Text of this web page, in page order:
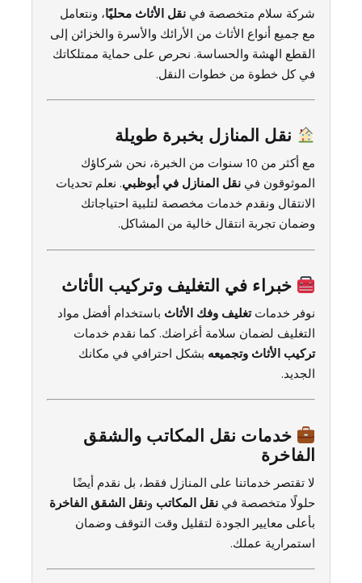
شركة سلام متخصصة في نقل الأثاث محليًا، ونتعامل
مع جميع أنواع الأثاث من الأرائك والأسرة والخزائن إلى
القطع الهشة والحساسة. نحرص على حماية ممتلكاتك
في كل خطوة من خطوات النقل.
نقل المنازل بخبرة طويلة
مع أكثر من 10 سنوات من الخبرة، نحن شركاؤك
الموثوقون في نقل المنازل في أبوظبي. نعلم تحديات
الانتقال ونقدم خدمات مخصصة لتلبية احتياجاتك
وضمان تجربة انتقال خالية من المشاكل.
خبراء في التغليف وتركيب الأثاث
نوفر خدماتتغليف وفك الأثاث باستخدام أفضل مواد
التغليف لضمان سلامة أغراضك. كما نقدم خدمات
تركيب الأثاث وتجميعه بشكل احترافي في مكانك
الجديد.
خدمات نقل المكاتب والشقق
الفاخرة
لا تقتصر خدماتنا على المنازل فقط، بل نقدم أيضًا
حلولًا متخصصة في نقل المكاتب ونقل الشقق الفاخرة
بأعلى معايير الجودة لتقليل وقت التوقف وضمان
استمرارية عملك.